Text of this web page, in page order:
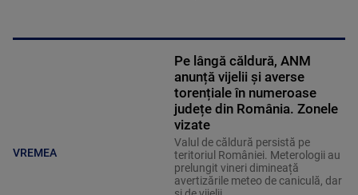
VREMEA
Pe lângă căldură, ANM
anunță vijelii și averse
torențiale în numeroase
județe din România. Zonele
vizate
Valul de căldură persistă pe
teritoriul României. Meterologii au
prelungit vineri dimineață
avertizările meteo de caniculă, dar